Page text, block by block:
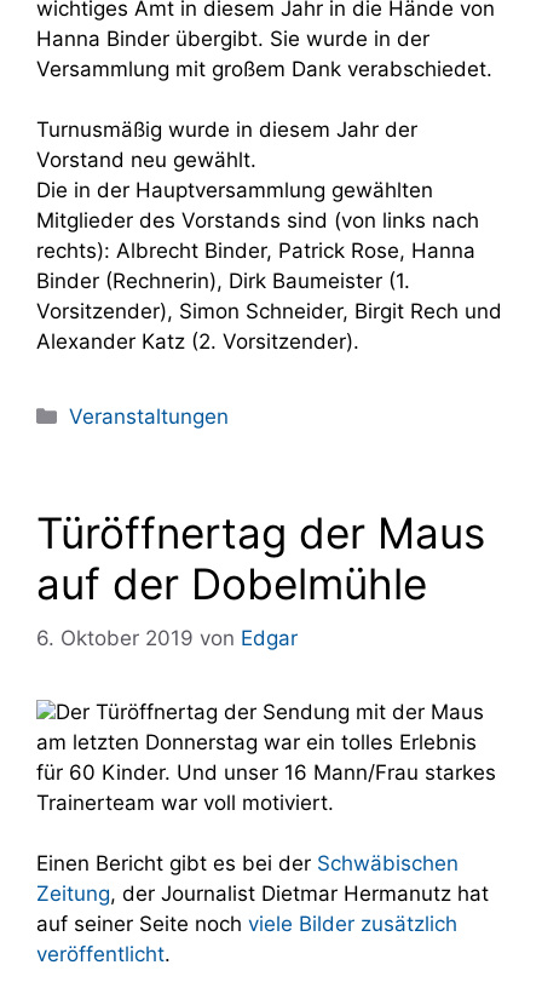
wichtiges Amt in diesem Jahr in die Hände von
Hanna Binder übergibt. Sie wurde in der
Versammlung mit großem Dank verabschiedet.
Turnusmäßig wurde in diesem Jahr der
Vorstand neu gewählt.
Die in der Hauptversammlung gewählten
Mitglieder des Vorstands sind (von links nach
rechts): Albrecht Binder, Patrick Rose, Hanna
Binder (Rechnerin), Dirk Baumeister (1.
Vorsitzender), Simon Schneider, Birgit Rech und
Alexander Katz (2. Vorsitzender).
Kategorien
Veranstaltungen
Türöffnertag der Maus
auf der Dobelmühle
6. Oktober 2019 von Edgar
Der Türöffnertag der Sendung mit der Maus
am letzten Donnerstag war ein tolles Erlebnis
für 60 Kinder. Und unser 16 Mann/Frau starkes
Trainerteam war voll motiviert.
Einen Bericht gibt es bei der Schwäbischen
Zeitung, der Journalist Dietmar Hermanutz hat
auf seiner Seite noch viele Bilder zusätzlich
veröffentlicht.